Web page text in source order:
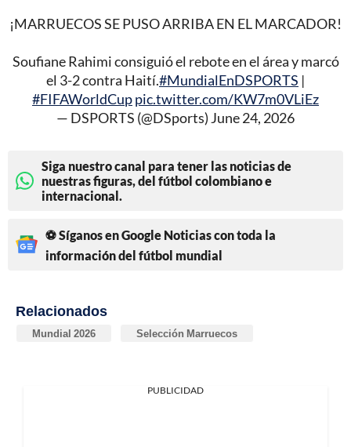
¡MARRUECOS SE PUSO ARRIBA EN EL MARCADOR!
Soufiane Rahimi consiguió el rebote en el área y marcó
el 3-2 contra Haití.#MundialEnDSPORTS |
#FIFAWorldCuppic.twitter.com/KW7m0VLiEz
— DSPORTS (@DSports) June 24, 2026
Siga nuestro canal para tener las noticias de
nuestras figuras, del fútbol colombiano e
internacional.
⚽ Síganos en Google Noticias con toda la
información del fútbol mundial
Relacionados
Mundial 2026 Selección Marruecos
PUBLICIDAD